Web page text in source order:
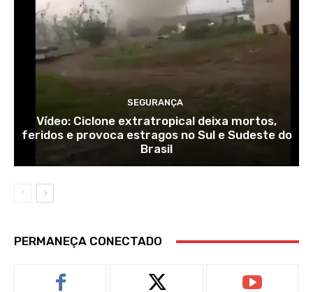
SEGURANÇA
Vídeo: Ciclone extratropical deixa mortos,
feridos e provoca estragos no Sul e Sudeste do
Brasil
PERMANEÇA CONECTADO